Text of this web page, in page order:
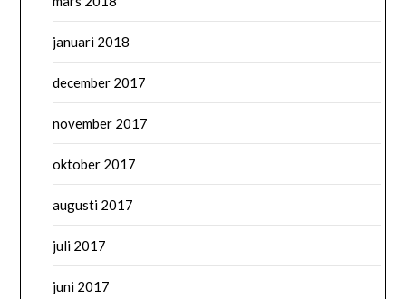
januari 2018
december 2017
november 2017
oktober 2017
augusti 2017
juli 2017
juni 2017